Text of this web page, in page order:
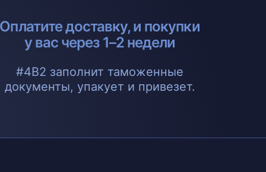
Оплатите доставку, и покупки
у вас через 1–2 недели
#4B2 заполнит таможенные
документы, упакует и привезет.